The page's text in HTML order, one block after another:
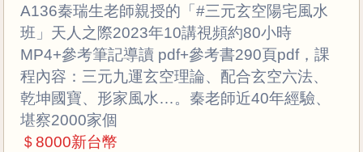
A136秦瑞生老師親授的「#三元玄空陽宅風水
班」天人之際2023年10講視頻約80小時
MP4+參考筆記導讀 pdf+參考書290頁pdf，課
程內容：三元九運玄空理論、配合玄空六法、
乾坤國寶、形家風水…。秦老師近40年經驗、
堪察2000家個
＄8000新台幣